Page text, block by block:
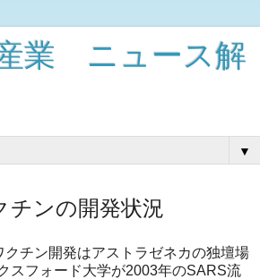
業 ニュース解
▼
チンの開発状況
チン開発はアストラゼネカの独壇場
スフォード大学が2003年のSARS流